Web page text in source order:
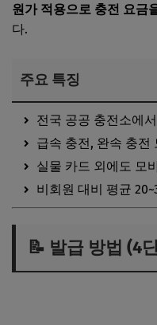
원가 적용으로 충전 요금
다.
주요 특징
전국 공공 충전소에
급속 충전, 완속 충전
실물 카드 외에도 모
비회원 대비 평균
📝 발급 방법 (4